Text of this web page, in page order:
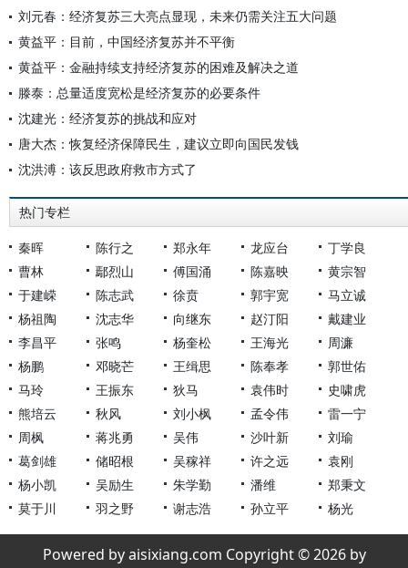
刘元春：经济复苏三大亮点显现，未来仍需关注五大问题
黄益平：目前，中国经济复苏并不平衡
黄益平：金融持续支持经济复苏的困难及解决之道
滕泰：总量适度宽松是经济复苏的必要条件
沈建光：经济复苏的挑战和应对
唐大杰：恢复经济保障民生，建议立即向国民发钱
沈洪溥：该反思政府救市方式了
热门专栏
秦晖 陈行之 郑永年 龙应台
丁学良
曹林
鄢烈山 傅国涌 陈嘉映
黄宗智
于建嵘
陈志武 徐贲 郭宇宽
马立诚
杨祖陶
沈志华 向继东 赵汀阳
戴建业
李昌平
张鸣 杨奎松 王海光
周濂
杨鹏
邓晓芒 王缉思 陈奉孝
郭世佑
马玲
王振东 狄马 袁伟时
史啸虎
熊培云
秋风 刘小枫 孟令伟
雷一宁
周枫
蒋兆勇 吴伟 沙叶新
刘瑜
葛剑雄
储昭根 吴稼祥 许之远
袁刚
杨小凯
吴励生 朱学勤 潘维
郑秉文
莫于川
羽之野 谢志浩 孙立平 杨光
Powered by aisixiang.com Copyright © 2026 by